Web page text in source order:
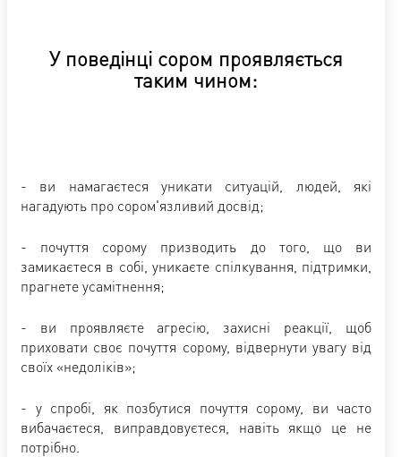
У поведінці сором проявляється
таким чином:
- ви намагаєтеся уникати ситуацій, людей, які
нагадують про сором'язливий досвід;
- почуття сорому призводить до того, що ви
замикаєтеся в собі, уникаєте спілкування, підтримки,
прагнете усамітнення;
- ви проявляєте агресію, захисні реакції, щоб
приховати своє почуття сорому, відвернути увагу від
своїх «недоліків»;
- у спробі, як позбутися почуття сорому, ви часто
вибачаєтеся, виправдовуєтеся, навіть якщо це не
потрібно.